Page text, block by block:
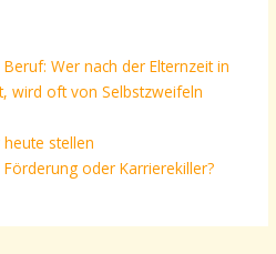
Wer nach der Elternzeit in
wird oft von Selbstzweifeln
stellen
oder Karrierekiller?